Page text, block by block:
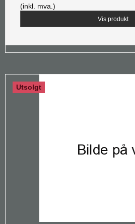
(inkl. mva.)
Vis produkt
Utsolgt